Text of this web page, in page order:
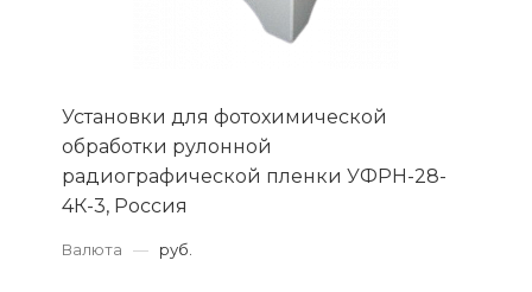
Установки для фотохимической
обработки рулонной
радиографической пленки УФРН-28-
4К-3, Россия
Валюта — руб.